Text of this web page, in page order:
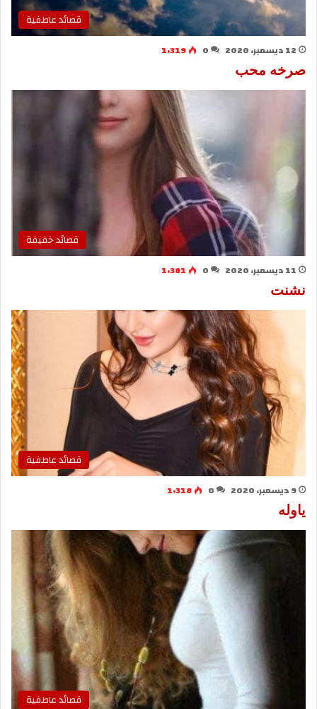
قصائد عاطفية
12 ديسمبر، 2020 0
1٬319
صرخه محب
قصائد خفيفة
11 ديسمبر، 2020 0
1٬381
نشنت
قصائد عاطفية
9 ديسمبر، 2020 0
1٬318
ياوله
قصائد عاطفية